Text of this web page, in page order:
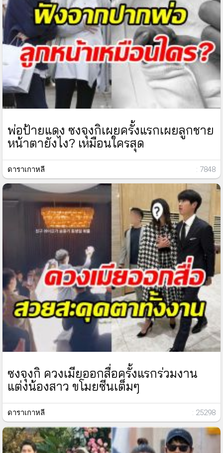
พ่อป้ายแดง ซงจุงกิเผยครั้งแรกเผยลูกชาย
หน้าตายังไง? เหมือนใครสุด
ดาราเกาหลี : 7848
ซงจุงกิ ควงเมียออกสื่อครั้งแรกร่วมงาน
แต่งน้องสาว ขโมยซีนเต็มๆ
ดาราเกาหลี : 25298